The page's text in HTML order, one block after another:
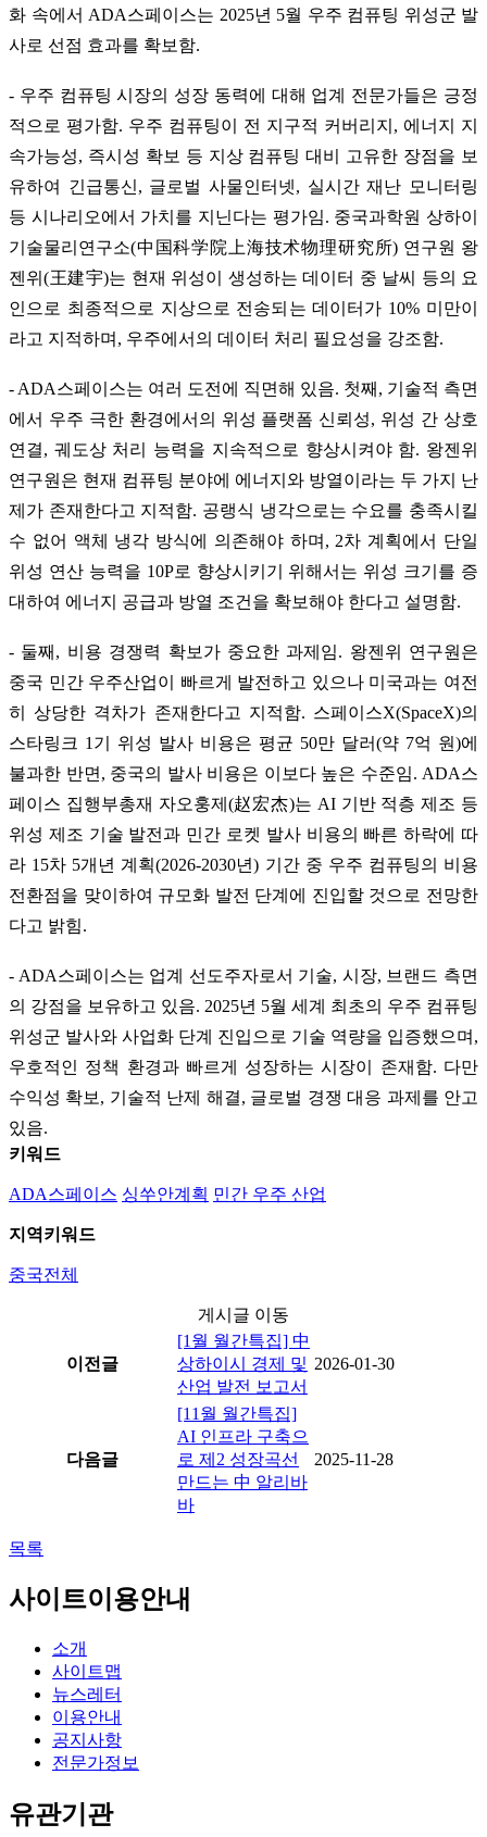
화 속에서 ADA스페이스는 2025년 5월 우주 컴퓨팅 위성군 발
사로 선점 효과를 확보함.
- 우주 컴퓨팅 시장의 성장 동력에 대해 업계 전문가들은 긍정
적으로 평가함. 우주 컴퓨팅이 전 지구적 커버리지, 에너지 지
속가능성, 즉시성 확보 등 지상 컴퓨팅 대비 고유한 장점을 보
유하여 긴급통신, 글로벌 사물인터넷, 실시간 재난 모니터링
등 시나리오에서 가치를 지닌다는 평가임. 중국과학원 상하이
기술물리연구소(中国科学院上海技术物理研究所) 연구원 왕
젠위(王建宇)는 현재 위성이 생성하는 데이터 중 날씨 등의 요
인으로 최종적으로 지상으로 전송되는 데이터가 10% 미만이
라고 지적하며, 우주에서의 데이터 처리 필요성을 강조함.
- ADA스페이스는 여러 도전에 직면해 있음. 첫째, 기술적 측면
에서 우주 극한 환경에서의 위성 플랫폼 신뢰성, 위성 간 상호
연결, 궤도상 처리 능력을 지속적으로 향상시켜야 함. 왕젠위
연구원은 현재 컴퓨팅 분야에 에너지와 방열이라는 두 가지 난
제가 존재한다고 지적함. 공랭식 냉각으로는 수요를 충족시킬
수 없어 액체 냉각 방식에 의존해야 하며, 2차 계획에서 단일
위성 연산 능력을 10P로 향상시키기 위해서는 위성 크기를 증
대하여 에너지 공급과 방열 조건을 확보해야 한다고 설명함.
- 둘째, 비용 경쟁력 확보가 중요한 과제임. 왕젠위 연구원은
중국 민간 우주산업이 빠르게 발전하고 있으나 미국과는 여전
히 상당한 격차가 존재한다고 지적함. 스페이스X(SpaceX)의
스타링크 1기 위성 발사 비용은 평균 50만 달러(약 7억 원)에
불과한 반면, 중국의 발사 비용은 이보다 높은 수준임. ADA스
페이스 집행부총재 자오훙제(赵宏杰)는 AI 기반 적층 제조 등
위성 제조 기술 발전과 민간 로켓 발사 비용의 빠른 하락에 따
라 15차 5개년 계획(2026-2030년) 기간 중 우주 컴퓨팅의 비용
전환점을 맞이하여 규모화 발전 단계에 진입할 것으로 전망한
다고 밝힘.
- ADA스페이스는 업계 선도주자로서 기술, 시장, 브랜드 측면
의 강점을 보유하고 있음. 2025년 5월 세계 최초의 우주 컴퓨팅
위성군 발사와 사업화 단계 진입으로 기술 역량을 입증했으며,
우호적인 정책 환경과 빠르게 성장하는 시장이 존재함. 다만
수익성 확보, 기술적 난제 해결, 글로벌 경쟁 대응 과제를 안고
있음.
키워드
ADA스페이스 싱쑤안계획 민간 우주 산업
지역키워드
중국전체
게시글 이동
이전글
[1월 월간특집] 中
상하이시 경제 및
산업 발전 보고서
2026-01-30
다음글
[11월 월간특집]
AI 인프라 구축으
로 제2 성장곡선
만드는 中 알리바
바
2025-11-28
목록
사이트이용안내
소개
사이트맵
뉴스레터
이용안내
공지사항
전문가정보
유관기관